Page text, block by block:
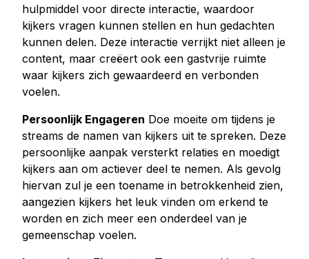
hulpmiddel voor directe interactie, waardoor
kijkers vragen kunnen stellen en hun gedachten
kunnen delen. Deze interactie verrijkt niet alleen je
content, maar creëert ook een gastvrije ruimte
waar kijkers zich gewaardeerd en verbonden
voelen.
Persoonlijk Engageren Doe moeite om tijdens je
streams de namen van kijkers uit te spreken. Deze
persoonlijke aanpak versterkt relaties en moedigt
kijkers aan om actiever deel te nemen. Als gevolg
hiervan zul je een toename in betrokkenheid zien,
aangezien kijkers het leuk vinden om erkend te
worden en zich meer een onderdeel van je
gemeenschap voelen.